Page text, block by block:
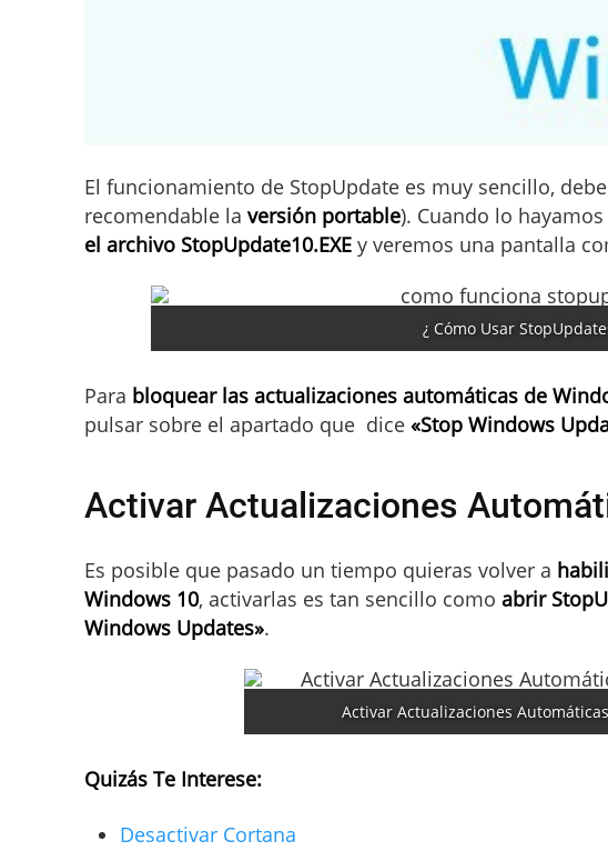
El funcionamiento de StopUpdate es muy sencillo,
recomendable la versión portable). Cuando lo hayamos
el archivo StopUpdate10.EXE y veremos una pantalla
¿ Cómo Usar
Para bloquear las actualizaciones automáticas de
pulsar sobre el apartado que dice «Stop Windows
Activar Actualizaciones
Es posible que pasado un tiempo quieras volver a
Windows 10, activarlas es tan sencillo como abrir
Windows Updates».
Activar Actualizaciones
Quizás Te Interese:
Desactivar Cortana